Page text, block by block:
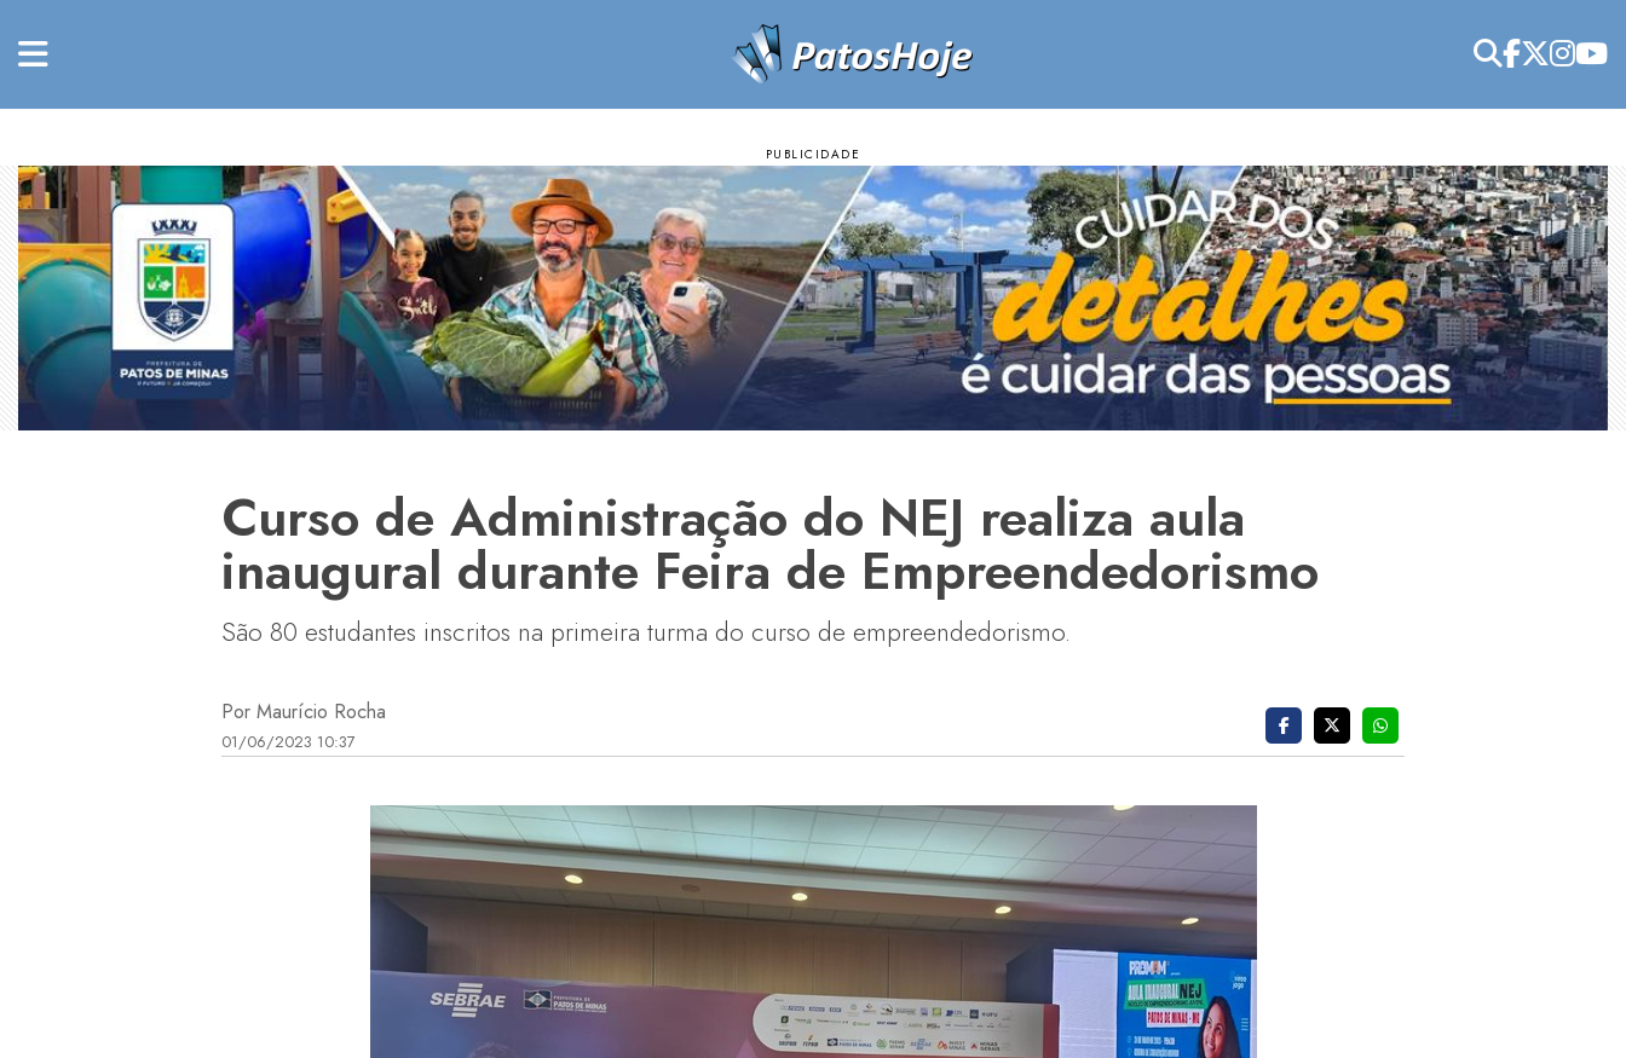
Curso de Administração do NEJ realiza aula
inaugural durante Feira de Empreendedorismo
São 80 estudantes inscritos na primeira turma do curso de empreendedorismo.
Por Maurício Rocha
01/06/2023 10:37